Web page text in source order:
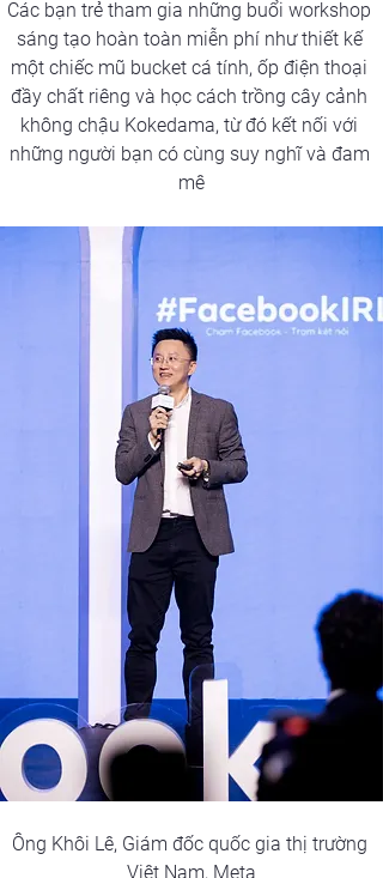
Các bạn trẻ tham gia những buổi workshop
sáng tạo hoàn toàn miễn phí như thiết kế
một chiếc mũ bucket cá tính, ốp điện thoại
đầy chất riêng và học cách trồng cây cảnh
không chậu Kokedama, từ đó kết nối với
những người bạn có cùng suy nghĩ và đam
mê
Ông Khôi Lê, Giám đốc quốc gia thị trường
Việt Nam, Meta